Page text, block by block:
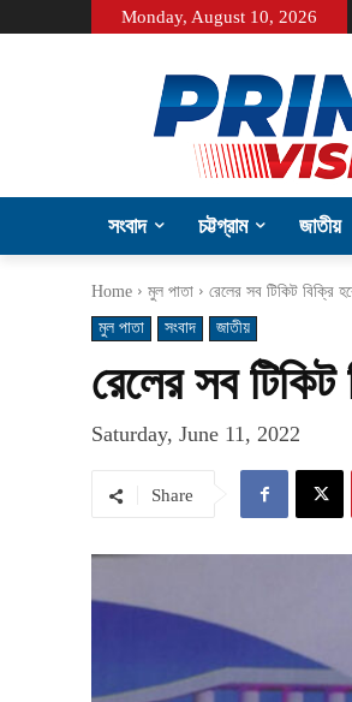
Monday, August 10, 2026
সংবাদ চট্টগ্রাম জাতীয়
Home মুল পাতা
রেলের সব টিকিট বিক্রি
মুল পাতা
সংবাদ জাতীয়
রেলের সব
Saturday, June 11, 2022
Share